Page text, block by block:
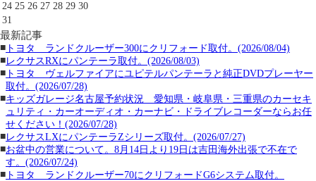
24 25 26 27 28 29 30
31
最新記事
■ トヨタ ランドクルーザー300にクリフォード取付。(2026/08/04)
■レクサスRXにパンテーラ取付。(2026/08/03)
■ トヨタ ヴェルファイアにユピテルパンテーラと純正DVDプレーヤー
取付。(2026/07/28)
■キッズガレージ名古屋予約状況 愛知県・岐阜県・三重県のカーセキ
ュリティ・カーオーディオ・カーナビ・ドライブレコーダーならお任
せください！(2026/07/28)
■レクサスLXにパンテーラZシリーズ取付。(2026/07/27)
■お盆中の営業について。8月14日より19日は吉田海外出張で不在で
す。(2026/07/24)
■ トヨタ ランドクルーザー70にクリフォードG6システム取付。